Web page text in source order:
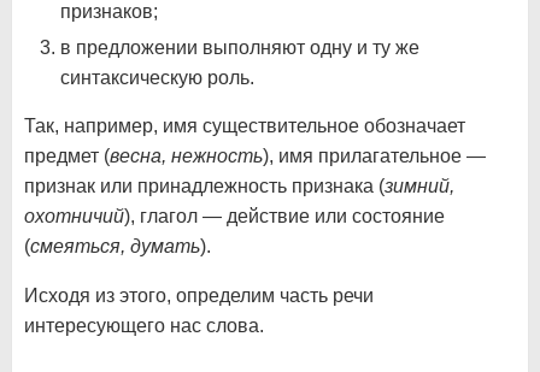
признаков;
в предложении выполняют одну и ту же
синтаксическую роль.
Так, например, имя существительное обозначает
предмет (весна, нежность), имя прилагательное —
признак или принадлежность признака (зимний,
охотничий), глагол — действие или состояние
(смеяться, думать).
Исходя из этого, определим часть речи
интересующего нас слова.